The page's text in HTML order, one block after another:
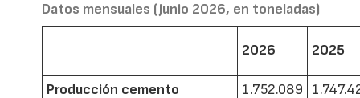
Datos mensuales (junio 2026, en toneladas)
2026 2025
Producción cemento 1.752.089